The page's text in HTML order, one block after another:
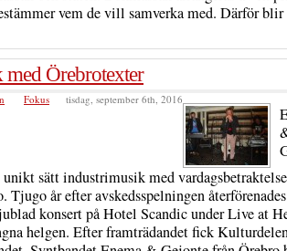
vem de vill samverka med. Därför
Örebrotexter
Fokus tisdag, september 6th, 2016
sätt industrimusik med
Tjugo år efter avskedsspelningen återförenades
konsert på Hotel Scandic under Live at
helgen. Efter framträdandet fick